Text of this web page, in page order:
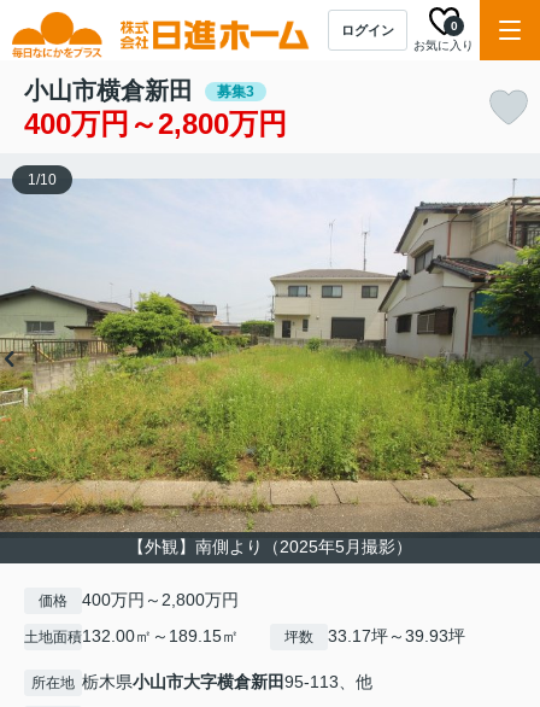
ログイン
お気に入り
0
小山市横倉新田 募集3
400万円～2,800万円
【外観】南側より（2025年5月撮影）
1/10
価格 400万円～2,800万円
土地面積132.00㎡～189.15㎡ 坪数 33.17坪～39.93坪
所在地 栃木県小山市大字横倉新田95-113、他